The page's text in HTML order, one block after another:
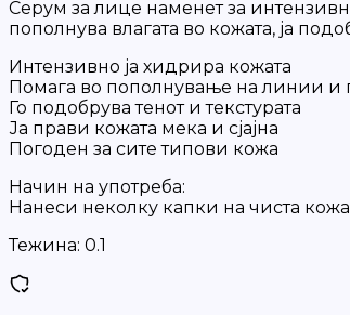
Серум за лице наменет за
пополнува влагата во кожата, ја
Интензивно ја хидрира кожата
Помага во пополнување на линии и
Го подобрува тенот и текстурата
Ја прави кожата мека и сјајна
Погоден за сите типови кожа
Начин на употреба:
Нанеси неколку капки на чиста
Тежина: 0.1